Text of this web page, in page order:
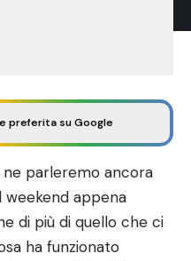
preferita su Google
parleremo ancora
weekend appena
di più di quello che ci
ha funzionato